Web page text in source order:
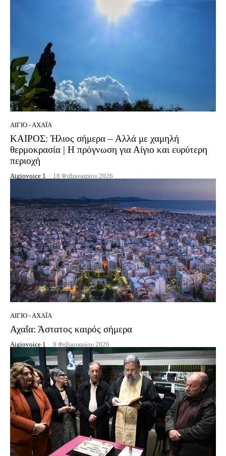
ΑΊΓΙΟ - ΑΧΑΪ́Α
KAΙΡΟΣ: Ήλιος σήμερα – Αλλά με χαμηλή
θερμοκρασία | Η πρόγνωση για Αίγιο και ευρύτερη
περιοχή
Aigiovoice 1 - 18 Φεβρουαρίου 2026
ΑΊΓΙΟ - ΑΧΑΪ́Α
Αχαΐα: Άστατος καιρός σήμερα
Aigiovoice 1 - 9 Φεβρουαρίου 2026